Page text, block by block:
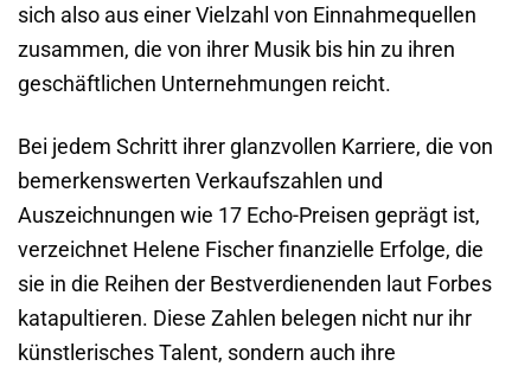
sich also aus einer Vielzahl von Einnahmequellen
zusammen, die von ihrer Musik bis hin zu ihren
geschäftlichen Unternehmungen reicht.
Bei jedem Schritt ihrer glanzvollen Karriere, die von
bemerkenswerten Verkaufszahlen und
Auszeichnungen wie 17 Echo-Preisen geprägt ist,
verzeichnet Helene Fischer finanzielle Erfolge, die
sie in die Reihen der Bestverdienenden laut Forbes
katapultieren. Diese Zahlen belegen nicht nur ihr
künstlerisches Talent, sondern auch ihre